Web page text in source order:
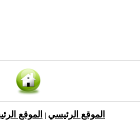
الموقع الرئيسي الموقع